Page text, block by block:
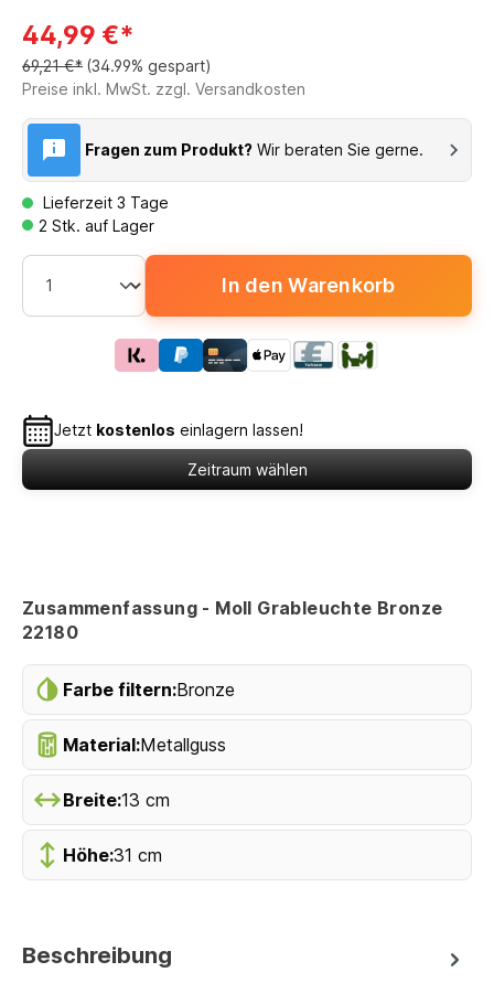
44,99 €*
69,21 €* (34.99% gespart)
Preise inkl. MwSt. zzgl. Versandkosten
Fragen zum Produkt? Wir beraten Sie gerne.
Lieferzeit 3 Tage
2 Stk. auf Lager
In den Warenkorb
Jetzt kostenlos einlagern lassen!
Zeitraum wählen
Zusammenfassung - Moll Grableuchte Bronze
22180
Farbe filtern:Bronze
Material:Metallguss
Breite:13 cm
Höhe:31 cm
Beschreibung